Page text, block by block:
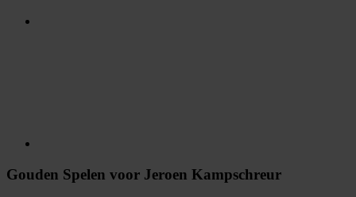
Gouden Spelen voor Jeroen Kampschreur